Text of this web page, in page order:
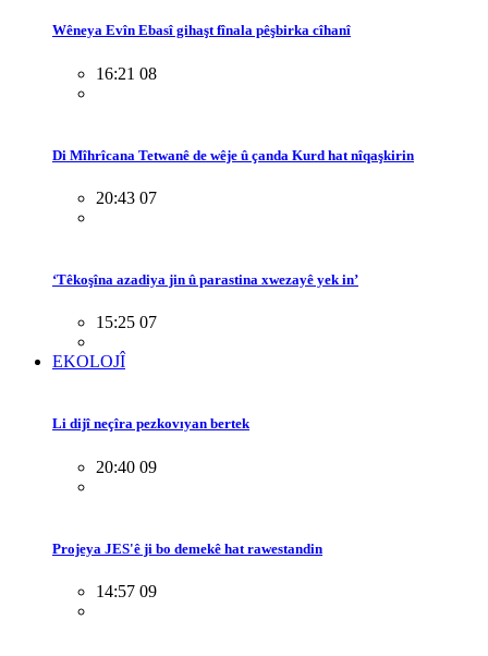
Wêneya Evîn Ebasî gihaşt fînala pêşbirka cîhanî
16:21 08
Di Mîhrîcana Tetwanê de wêje û çanda Kurd hat nîqaşkirin
20:43 07
‘Têkoşîna azadiya jin û parastina xwezayê yek in’
15:25 07
EKOLOJÎ
Li dijî neçîra pezkovıyan bertek
20:40 09
Projeya JES'ê ji bo demekê hat rawestandin
14:57 09